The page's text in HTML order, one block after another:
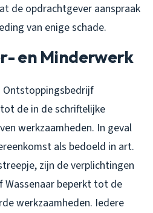
de opdrachtgever aanspraak
van enige schade.
en Minderwerk
Ontstoppingsbedrijf
de in de schriftelijke
werkzaamheden. In geval
als bedoeld in art.
zijn de verplichtingen
beperkt tot de
werkzaamheden. Iedere